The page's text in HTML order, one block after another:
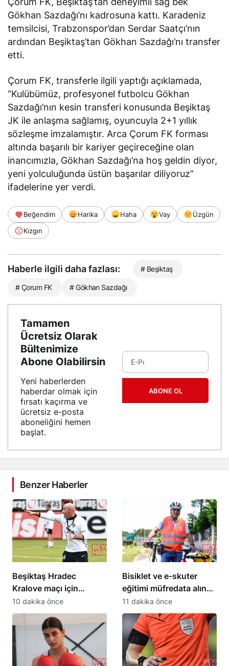
Gökhan Sazdağı’nı kadrosuna kattı. Karadeniz
temsilcisi, Trabzonspor’dan Serdar Saatçı’nın
ardından Beşiktaş’tan Gökhan Sazdağı’nı transfer
etti.
Çorum FK, transferle ilgili yaptığı açıklamada,
“Kulübümüz, profesyonel futbolcu Gökhan
Sazdağı’nın kesin transferi konusunda Beşiktaş
JK ile anlaşma sağlamış, oyuncuyla 2+1 yıllık
sözleşme imzalamıştır. Arca Çorum FK forması
altında başarılı bir kariyer geçireceğine olan
inancımızla, Gökhan Sazdağı’na hoş geldin diyor,
yeni yolculuğunda üstün başarılar diliyoruz”
ifadelerine yer verdi.
Beğendim Harika Haha Vay
Üzgün
Kızgın
Haberle ilgili daha fazlası: # Beşiktaş
# Çorum FK # Gökhan Sazdağı
Tamamen
Ücretsiz Olarak
Bültenimize
Abone Olabilirsin
Yeni haberlerden
haberdar olmak için
fırsatı kaçırma ve
ücretsiz e-posta
aboneliğini hemen
başlat.
ABONE OL
Benzer Haberler
Beşiktaş Hradec
Kralove maçı için
hazırlıklara başladı
10 dakika önce
Bisiklet ve e-skuter
eğitimi müfredata alındı,
bisiklet camiası
destekledi
11 dakika önce